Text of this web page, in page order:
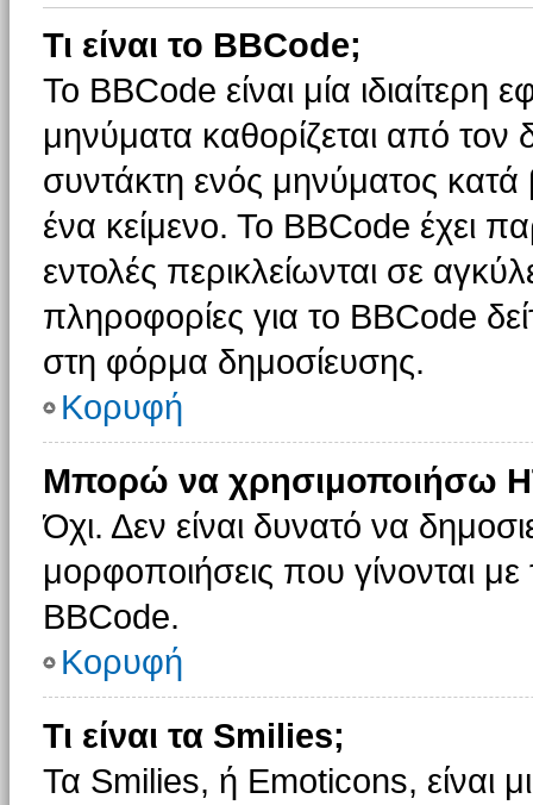
Τι είναι το BBCode;
Το BBCode είναι μία
μηνύματα καθορίζεται από τον
συντάκτη ενός μηνύματος
ένα κείμενο. Το BBCode έχει
εντολές περικλείωνται σε
πληροφορίες για το BBCode
στη φόρμα δημοσίευσης.
Κορυφή
Μπορώ να χρησιμοποιήσω
Όχι. Δεν είναι δυνατό να
μορφοποιήσεις που γίνονται
BBCode.
Κορυφή
Τι είναι τα Smilies;
Τα Smilies, ή Emoticons, είναι